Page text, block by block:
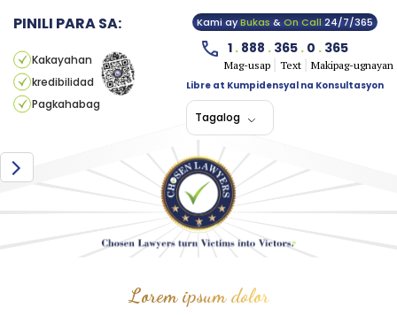
PINILI PARA SA:
Kakayahan
kredibilidad
Pagkahabag
Kami ayBukas&On Call24/7/365
1 . 888 . 365 . 0 . 365
Mag-usap Text
Makipag-ugnayan
Libre at Kumpidensyal na Konsultasyon
Tagalog
Lorem ipsum dolor